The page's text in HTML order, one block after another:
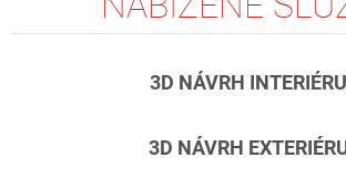
3D NÁVRH INTERIÉRU
3D NÁVRH